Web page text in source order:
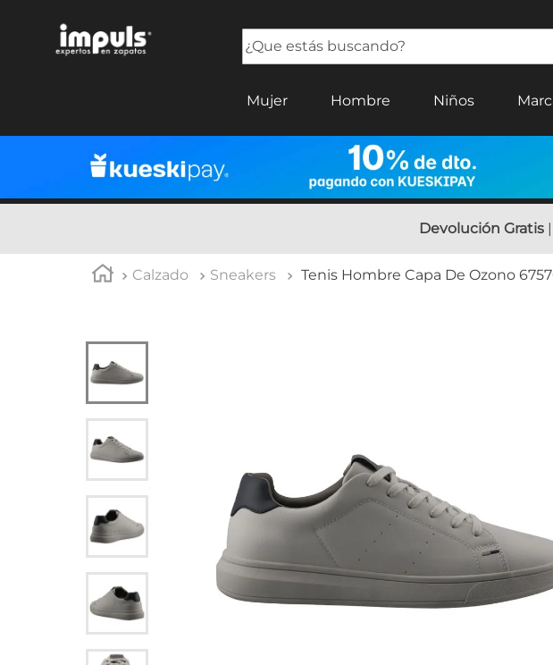
Mujer Hombre Niños
Devolución Gratis|
Calzado Sneakers Tenis Hombre Capa De Ozono
sandalias mujer
tenis hombre